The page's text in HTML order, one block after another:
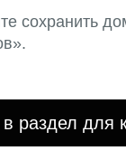
сохранить
раздел для